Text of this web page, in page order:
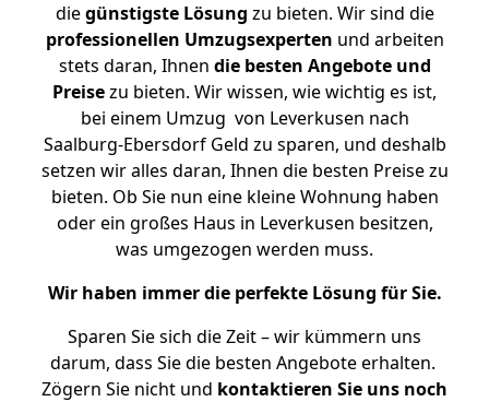
diegünstigste Lösung zu bieten. Wir sind die
professionellen Umzugsexperten und arbeiten
stets daran, Ihnen die besten Angebote und
Preisezu bieten. Wir wissen, wie wichtig es ist,
bei einem Umzug von Leverkusen nach
Saalburg-Ebersdorf Geld zu sparen, und deshalb
setzen wir alles daran, Ihnen die besten Preise zu
bieten. Ob Sie nun eine kleine Wohnung haben
oder ein großes Haus in Leverkusen besitzen,
was umgezogen werden muss.
Wir haben immer die perfekte Lösung für Sie.
Sparen Sie sich die Zeit – wir kümmern uns
darum, dass Sie die besten Angebote erhalten.
Zögern Sie nicht und kontaktieren Sie uns noch